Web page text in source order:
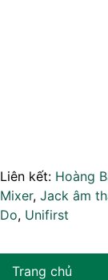
Liên kết: Hoàng
Mixer, Jack âm
Do, Unifirst
Trang chủ